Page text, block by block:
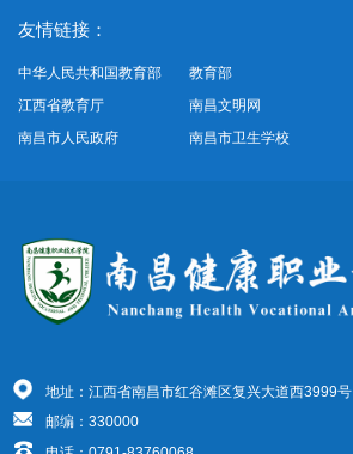
友情链接：
中华人民共和国教育部
教育部
江西省教育厅
南昌文明网
南昌市人民政府
南昌市卫生学校
地址：江西省南昌市红谷滩区复兴大道西3999号
邮编：330000